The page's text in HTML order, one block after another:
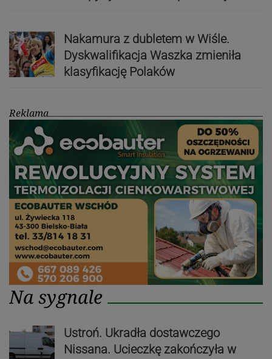
Nakamura z dubletem w Wiśle.
Dyskwalifikacja Waszka zmieniła
klasyfikację Polaków
Reklama
Na sygnale
Ustroń. Ukradła dostawczego
Nissana. Ucieczkę zakończyła w